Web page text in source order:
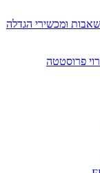
ומכשירי הגדלה
פרוסטטה